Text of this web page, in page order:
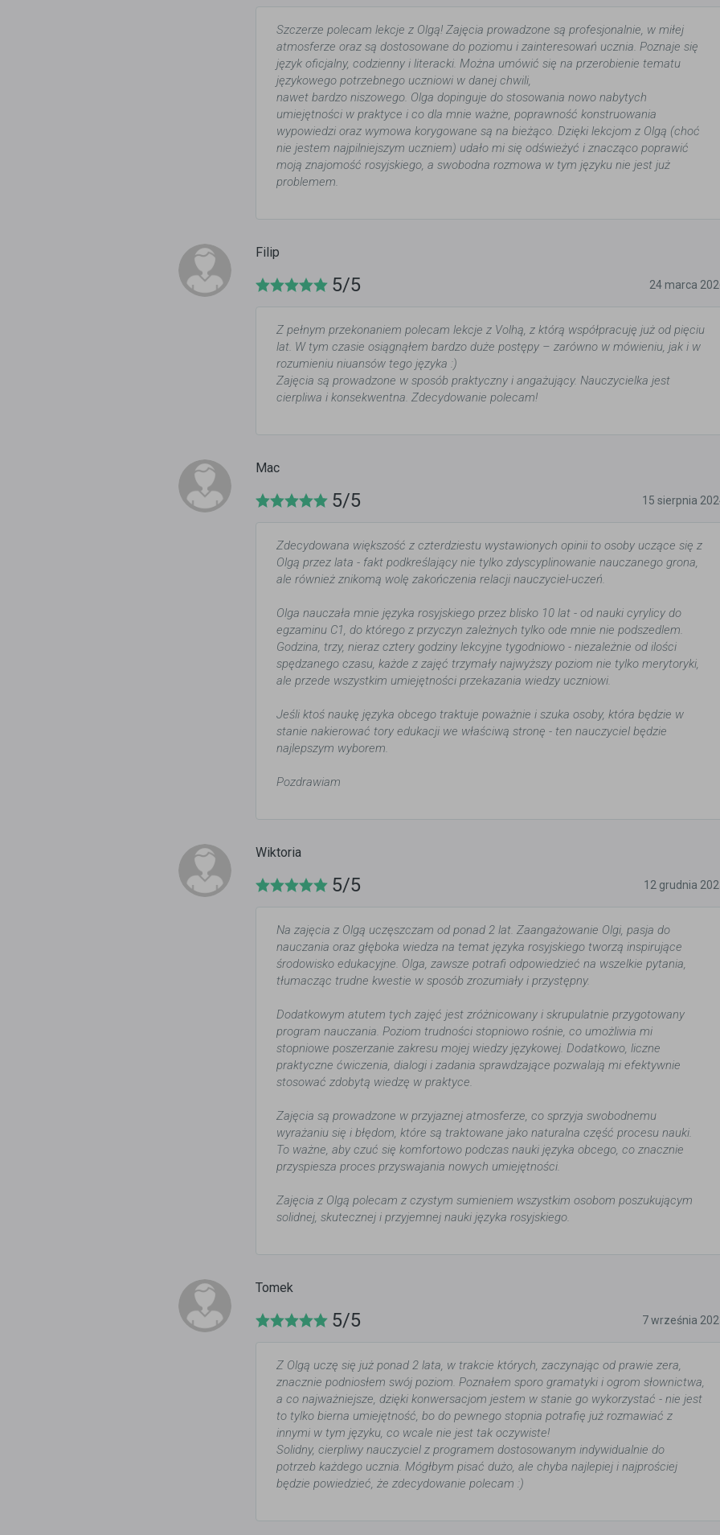
Szczerze polecam lekcje z Olgą! Zajęcia prowadzone są profesjonalnie, w miłej
atmosferze oraz są dostosowane do poziomu i zainteresowań ucznia. Poznaje się
język oficjalny, codzienny i literacki. Można umówić się na przerobienie tematu
językowego potrzebnego uczniowi w danej chwili,
nawet bardzo niszowego. Olga dopinguje do stosowania nowo nabytych
umiejętności w praktyce i co dla mnie ważne, poprawność konstruowania
wypowiedzi oraz wymowa korygowane są na bieżąco. Dzięki lekcjom z Olgą (choć
nie jestem najpilniejszym uczniem) udało mi się odświeżyć i znacząco poprawić
moją znajomość rosyjskiego, a swobodna rozmowa w tym języku nie jest już
problemem.
Filip
5/5 24 marca
Z pełnym przekonaniem polecam lekcje z Volhą, z którą współpracuję już od pięciu
lat. W tym czasie osiągnąłem bardzo duże postępy – zarówno w mówieniu, jak i w
rozumieniu niuansów tego języka :)
Zajęcia są prowadzone w sposób praktyczny i angażujący. Nauczycielka jest
cierpliwa i konsekwentna. Zdecydowanie polecam!
Mac
5/5 15 sierpnia
Zdecydowana większość z czterdziestu wystawionych opinii to osoby uczące się z
Olgą przez lata - fakt podkreślający nie tylko zdyscyplinowanie nauczanego grona,
ale również znikomą wolę zakończenia relacji nauczyciel-uczeń.
Olga nauczała mnie języka rosyjskiego przez blisko 10 lat - od nauki cyrylicy do
egzaminu C1, do którego z przyczyn zależnych tylko ode mnie nie podszedlem.
Godzina, trzy, nieraz cztery godziny lekcyjne tygodniowo - niezależnie od ilości
spędzanego czasu, każde z zajęć trzymały najwyższy poziom nie tylko merytoryki,
ale przede wszystkim umiejętności przekazania wiedzy uczniowi.
Jeśli ktoś naukę języka obcego traktuje poważnie i szuka osoby, która będzie w
stanie nakierować tory edukacji we właściwą stronę - ten nauczyciel będzie
najlepszym wyborem.
Pozdrawiam
Wiktoria
5/5 12 grudnia
Na zajęcia z Olgą uczęszczam od ponad 2 lat. Zaangażowanie Olgi, pasja do
nauczania oraz głęboka wiedza na temat języka rosyjskiego tworzą inspirujące
środowisko edukacyjne. Olga, zawsze potrafi odpowiedzieć na wszelkie pytania,
tłumacząc trudne kwestie w sposób zrozumiały i przystępny.
Dodatkowym atutem tych zajęć jest zróżnicowany i skrupulatnie przygotowany
program nauczania. Poziom trudności stopniowo rośnie, co umożliwia mi
stopniowe poszerzanie zakresu mojej wiedzy językowej. Dodatkowo, liczne
praktyczne ćwiczenia, dialogi i zadania sprawdzające pozwalają mi efektywnie
stosować zdobytą wiedzę w praktyce.
Zajęcia są prowadzone w przyjaznej atmosferze, co sprzyja swobodnemu
wyrażaniu się i błędom, które są traktowane jako naturalna część procesu nauki.
To ważne, aby czuć się komfortowo podczas nauki języka obcego, co znacznie
przyspiesza proces przyswajania nowych umiejętności.
Zajęcia z Olgą polecam z czystym sumieniem wszystkim osobom poszukującym
solidnej, skutecznej i przyjemnej nauki języka rosyjskiego.
Tomek
5/5 7 września
Z Olgą uczę się już ponad 2 lata, w trakcie których, zaczynając od prawie zera,
znacznie podniosłem swój poziom. Poznałem sporo gramatyki i ogrom słownictwa,
a co najważniejsze, dzięki konwersacjom jestem w stanie go wykorzystać - nie jest
to tylko bierna umiejętność, bo do pewnego stopnia potrafię już rozmawiać z
innymi w tym języku, co wcale nie jest tak oczywiste!
Solidny, cierpliwy nauczyciel z programem dostosowanym indywidualnie do
potrzeb każdego ucznia. Mógłbym pisać dużo, ale chyba najlepiej i najprościej
będzie powiedzieć, że zdecydowanie polecam :)